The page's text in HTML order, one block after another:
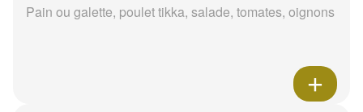
Pain ou galette, poulet tikka, salade, tomates, oignons